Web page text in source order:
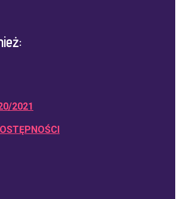
2021